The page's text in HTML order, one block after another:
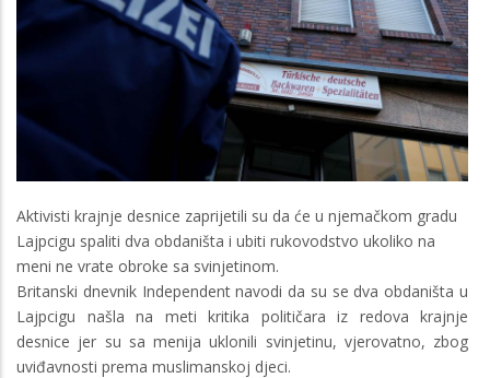
Aktivisti krajnje desnice zaprijetili su da će u njemačkom gradu
Lajpcigu spaliti dva obdaništa i ubiti rukovodstvo ukoliko na
meni ne vrate obroke sa svinjetinom.
Britanski dnevnik Independent navodi da su se dva obdaništa u
Lajpcigu našla na meti kritika političara iz redova krajnje
desnice jer su sa menija uklonili svinjetinu, vjerovatno, zbog
uviđavnosti prema muslimanskoj djeci.